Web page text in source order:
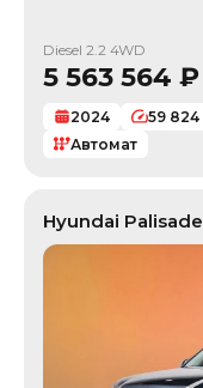
Diesel 2.2 4WD
5 563 564 ₽
2024 59 824
Автомат
Hyundai Palisade